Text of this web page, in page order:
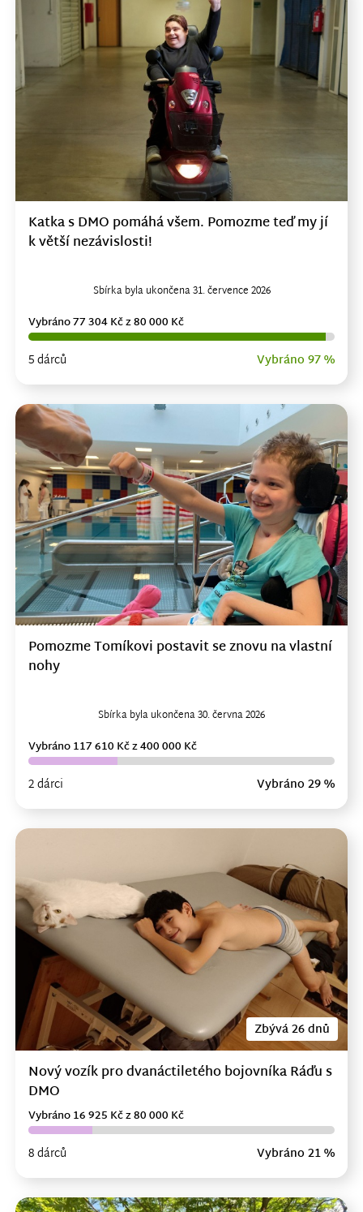
Katka s DMO pomáhá všem. Pomozme teď my jí
k větší nezávislosti!
Sbírka byla ukončena 31. července 2026
5 dárců Vybráno 97 %
Vybráno 77 304 Kč z 80 000 Kč
Pomozme Tomíkovi postavit se znovu na vlastní
nohy
Sbírka byla ukončena 30. června 2026
2 dárci Vybráno 29 %
Vybráno 117 610 Kč z 400 000 Kč
Zbývá 26 dnů
Nový vozík pro dvanáctiletého bojovníka Ráďu s
DMO
8 dárců Vybráno 21 %
Vybráno 16 925 Kč z 80 000 Kč